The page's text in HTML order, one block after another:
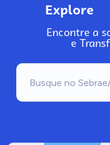
Explore
Encontre a
e